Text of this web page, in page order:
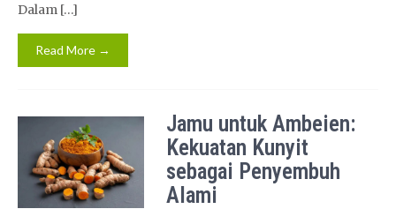
Dalam […]
Read More →
Jamu untuk Ambeien:
Kekuatan Kunyit
sebagai Penyembuh
Alami